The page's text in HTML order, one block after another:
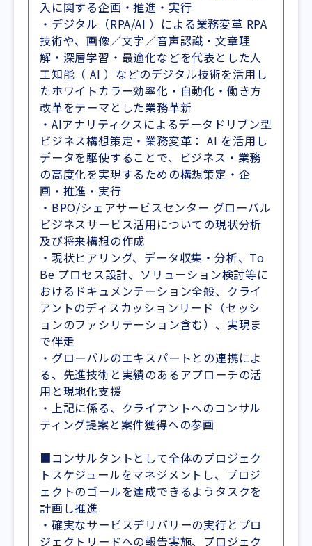
入に関する企画・推進・実行
・デジタル（RPA/AI ）による業務変革 RPA
技術や、画像／文字／音声認識・文章理
解・深層学習・最適化などを代表とした人
工知能（ AI ）などのデジタル技術を活用し
たホワイトカラー効率化・自動化・働き方
改革をテーマとした業務革新
・AIアナリティクスによるデータドリブン型
ビジネス構想策定・業務変革： AI を活用し
データを駆使することで、ビジネス・業務
の高度化を実現するための構想策定・企
画・推進・実行
・BPO/シェアサービスセンター グローバル
ビジネスサービス活用についての現状分析
及び将来構想の作成
・現状ヒアリング、データ収集・分析、To
Be プロセス設計、ソリューション検討等に
おけるドキュメンテーション全般、クライ
アントのディスカッションリード（セッシ
ョンのファシリテーション含む）、実現ま
で伴走
・グローバルのエキスパートとの連携によ
る、先進技術と実績のあるアプローチの活
用と現地化支援
・上記に係る、クライアントへのコンサル
ティング提案と案件獲得への参画
■コンサルタントとして全体のプロジェク
トスケジュールをマネジメントし、プロジ
ェクトのゴールを達成できるようタスクを
計画し推進
・確実なサービスデリバリーの実行とプロ
ジェクトリードへの報告実施、プロジェク